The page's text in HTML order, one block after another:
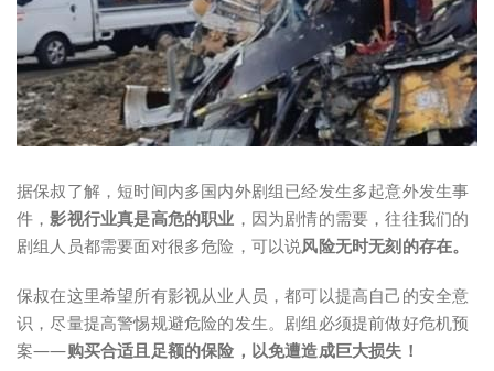
据保叔了解，短时间内多国内外剧组已经发生多起意外发生事
件，影视行业真是高危的职业 ，因为剧情的需要，往往我们的
剧组人员都需要面对很多危险，可以说风险无时无刻的存在。
保叔在这里希望所有影视从业人员，都可以提高自己的安全意
识，尽量提高警惕规避危险的发生。剧组必须提前做好危机预
案——购买合适且足额的保险，以免遭造成巨大损失！